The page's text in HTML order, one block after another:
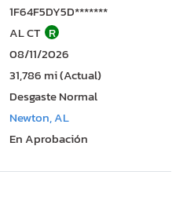
1F64F5DY5D*******
AL CT R
08/11/2026
31,786 mi (Actual)
Desgaste Normal
Newton, AL
En Aprobación